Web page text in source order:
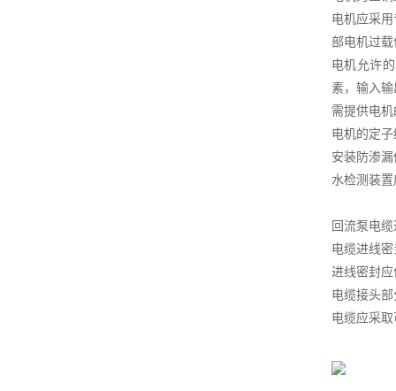
电机应采
部电机过
电机允许
素，输入
需提供电
电机的定
安装防渗
水检测装
回流泵电
电缆进线
进线密封
电缆接头
电缆应采